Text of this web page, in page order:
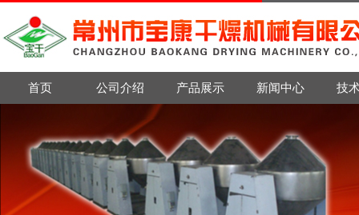
首页 公司介绍 产品展示 新闻中心 技